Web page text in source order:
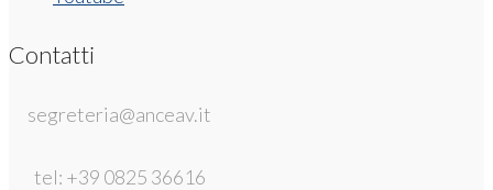
Contatti
segreteria@anceav.it
tel: +39 0825 36616